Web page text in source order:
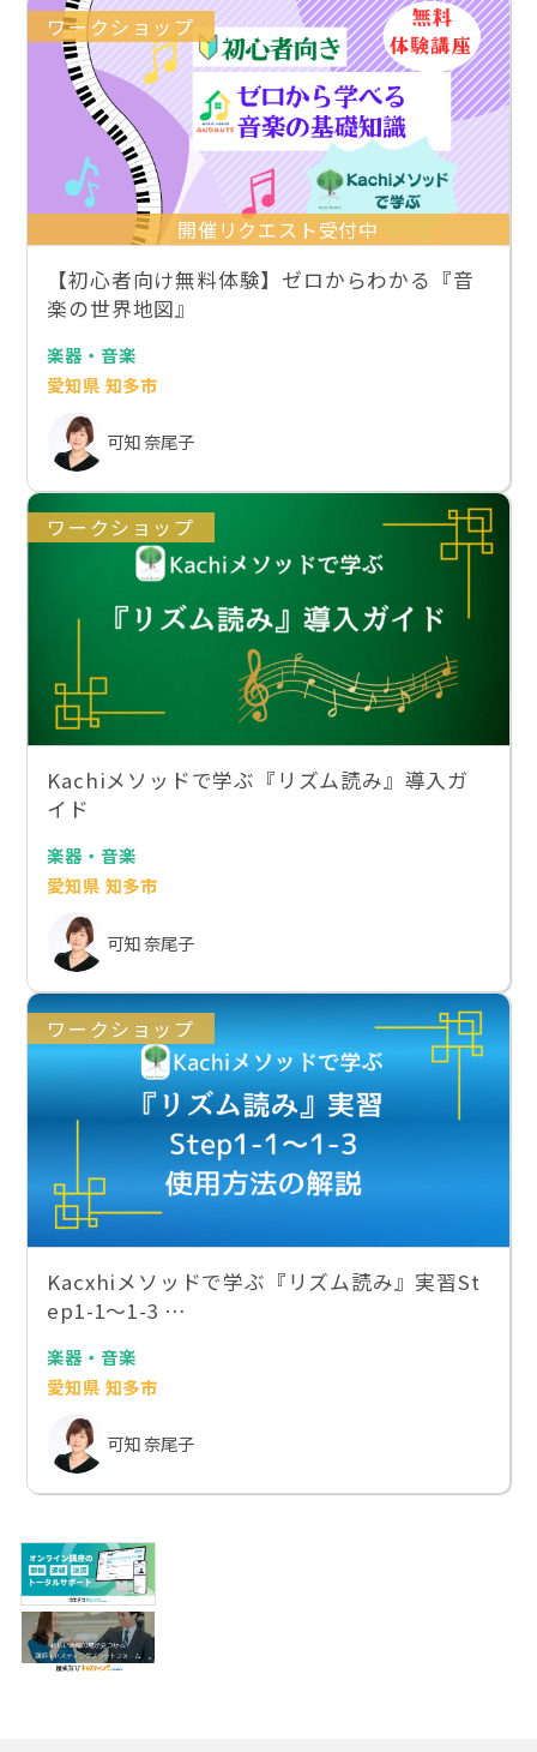
ワークショップ
開催リクエスト受付中
【初心者向け無料体験】ゼロからわかる『音
楽の世界地図』
楽器・音楽
愛知県 知多市
可知 奈尾子
ワークショップ
Kachiメソッドで学ぶ『リズム読み』導入ガ
イド
楽器・音楽
愛知県 知多市
可知 奈尾子
ワークショップ
Kacxhiメソッドで学ぶ『リズム読み』実習St
ep1-1〜1-3 …
楽器・音楽
愛知県 知多市
可知 奈尾子